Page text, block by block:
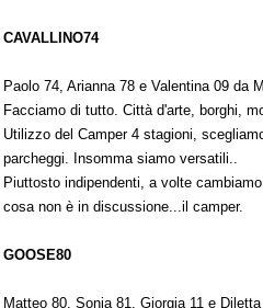
CAVALLINO74
Paolo 74, Arianna 78 e Valentina 09 da
Facciamo di tutto. Città d'arte, borghi,
Utilizzo del Camper 4 stagioni,
parcheggi. Insomma siamo versatili..
Piuttosto indipendenti, a volte
cosa non è in discussione...il camper.
GOOSE80
Matteo 80, Sonia 81, Giorgia 11 e